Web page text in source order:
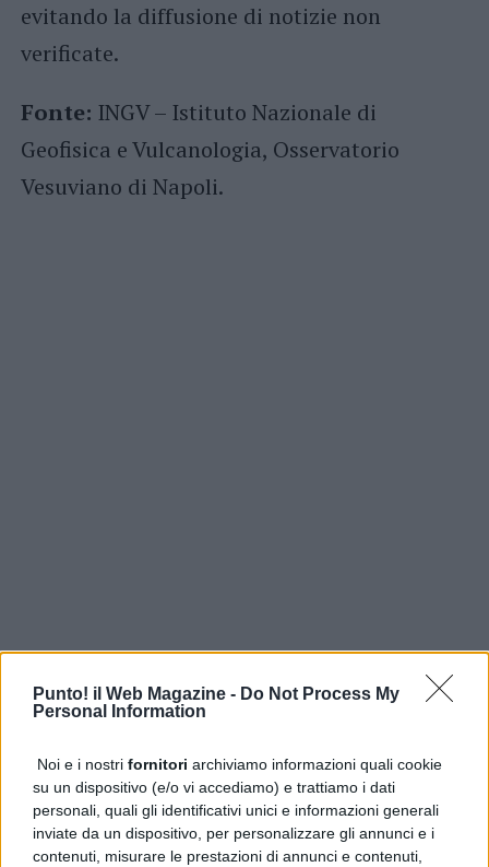
Punto! il Web Magazine - Do Not Process My
Personal Information
Noi e i nostri fornitori archiviamo informazioni quali cookie
su un dispositivo (e/o vi accediamo) e trattiamo i dati
personali, quali gli identificativi unici e informazioni generali
inviate da un dispositivo, per personalizzare gli annunci e i
contenuti, misurare le prestazioni di annunci e contenuti,
evitando la diffusione di notizie non
verificate.
Fonte: INGV – Istituto Nazionale di
Geofisica e Vulcanologia, Osservatorio
Vesuviano di Napoli.
AVANTI IL ​​PROSSIMO
Acerra, anomalie idriche al Parco degli Aranci:
Acquedotti chiarisce le responsabilità